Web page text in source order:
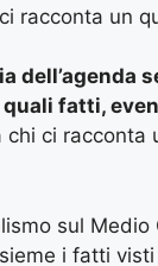
racconta un
dell’agenda
quali fatti,
ci racconta
sul Medio
i fatti visti